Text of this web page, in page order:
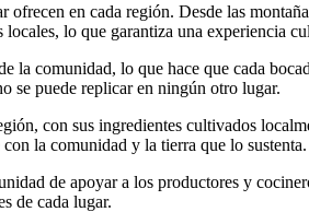
en cada región. Desde las
lo que garantiza una experiencia
comunidad, lo que hace que cada
se puede replicar en ningún otro lugar.
con sus ingredientes cultivados
la comunidad y la tierra que lo sustenta.
de apoyar a los productores y
de cada lugar.